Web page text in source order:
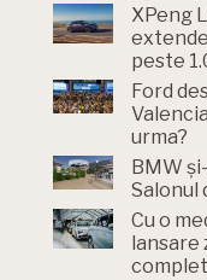
XPeng
peste
Ford
urma?
BMW
Salonul
Cu o
lansare